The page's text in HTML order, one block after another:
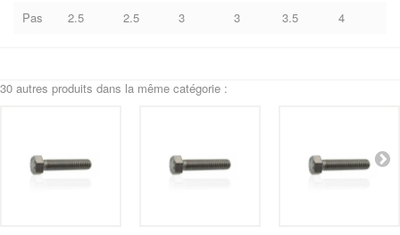
Pas
2.5 2.5 3 3 3.5 4
30 autres produits dans la même catégorie :